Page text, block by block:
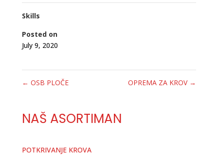
Skills
Posted on
July 9, 2020
← OSB PLOČE OPREMA ZA KROV →
NAŠ ASORTIMAN
POTKRIVANJE KROVA